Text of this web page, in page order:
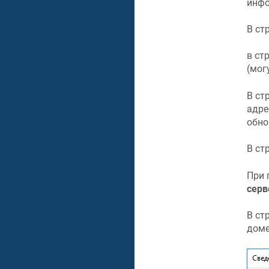
В
в
В
В
При
В